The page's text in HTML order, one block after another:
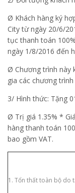
Ø Khách hàng ký
City từ ngày 20/6/
tục thanh toán
ngày 1/8/2016 đến
Ø Chương trình này
gia các chương
3/ Hình thức: Tặng
Ø Trị giá 1.35% *
hàng thanh toán
bao gồm VAT.
1. Tổn thất toàn bộ do